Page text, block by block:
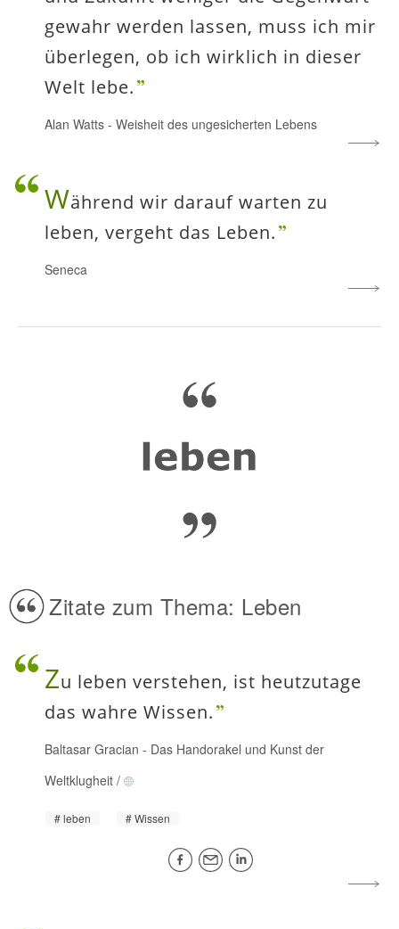
gewahr werden lassen, muss ich mir
überlegen, ob ich wirklich in dieser
Welt lebe.
Alan Watts - Weisheit des ungesicherten Lebens
Während wir darauf warten zu
leben, vergeht das Leben.
Seneca
Zitate zum Thema: Leben
Zu leben verstehen, ist heutzutage
das wahre Wissen.
Baltasar Gracian - Das Handorakel und Kunst der
Weltklugheit /
leben Wissen